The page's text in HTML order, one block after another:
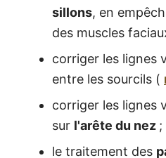
sillons, en
des muscles
corriger les lignes
entre les sourcils (
corriger les lignes
sur l'arête du nez ;
le traitement des